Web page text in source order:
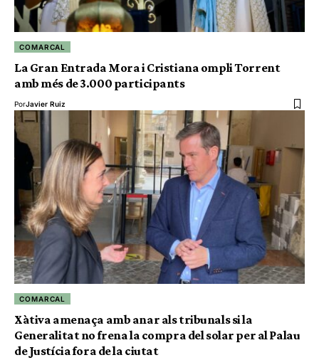
COMARCAL
La Gran Entrada Mora i Cristiana ompli Torrent
amb més de 3.000 participants
PorJavier Ruiz
COMARCAL
Xàtiva amenaça amb anar als tribunals si la
Generalitat no frena la compra del solar per al Palau
de Justícia fora de la ciutat